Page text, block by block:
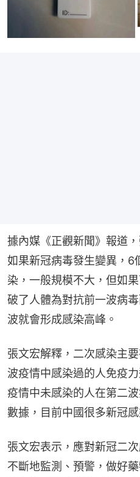
據內媒《正觀新聞》報道
如果新冠病毒發生變異，6
染，一般規模不大，但如
破了人體為對抗前一波病
波就會形成感染高峰。
張文宏解釋，二次感染主
波疫情中感染過的人免疫
疫情中未感染的人在第二
數據，目前中國很多新冠
張文宏表示，應對新冠二
不斷地監測、預警，做好